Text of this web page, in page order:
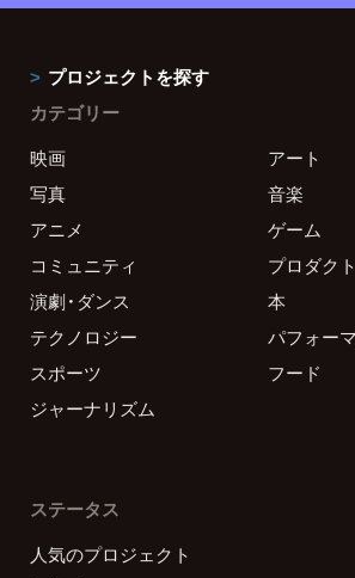
プロジェクトを探す
カテゴリー
映画
アート
写真
音楽
アニメ
ゲーム
コミュニティ
プロダクト
演劇・ダンス
本
テクノロジー
パフォー
スポーツ
フード
ジャーナリズム
ステータス
人気のプロジェクト